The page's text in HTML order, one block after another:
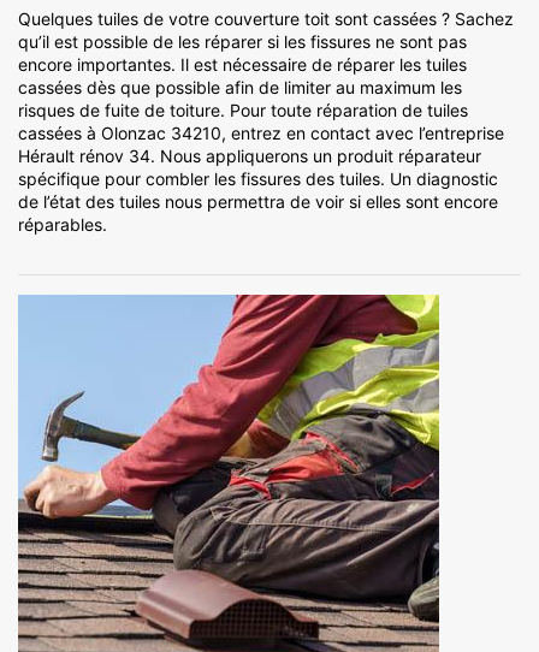
Quelques tuiles de votre couverture toit sont cassées ? Sachez
qu’il est possible de les réparer si les fissures ne sont pas
encore importantes. Il est nécessaire de réparer les tuiles
cassées dès que possible afin de limiter au maximum les
risques de fuite de toiture. Pour toute réparation de tuiles
cassées à Olonzac 34210, entrez en contact avec l’entreprise
Hérault rénov 34. Nous appliquerons un produit réparateur
spécifique pour combler les fissures des tuiles. Un diagnostic
de l’état des tuiles nous permettra de voir si elles sont encore
réparables.